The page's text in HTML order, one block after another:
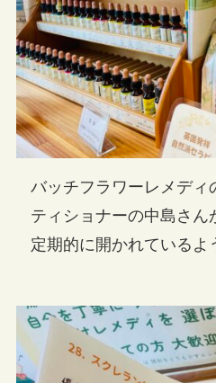
バッチフラワーレメディ
ティショナーの中島さん
定期的に開かれているよ